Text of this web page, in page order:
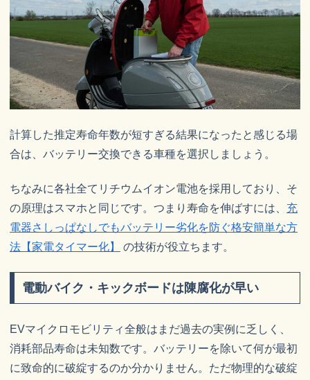
計算した推定寿命年数が短すぎる結果になったと感じる場
合は、バッテリー交換できる車種を選択しましょう。
ちなみに各社全てリチウムイオン電池を採用しており、そ
の原理はスマホと同じです。つまり寿命を伸ばすには、 充
電器さしっぱなしでもバッテリー劣化を防ぐ格安簡単な方
法【家電タイマー化】
の技術が役立ちます。
電動バイク・キックボードは陳腐化が早い
EVマイクロモビリティ全般はまだ過去の実例に乏しく、
消耗部品寿命は未知数です。バッテリーを除いて何が最初
に致命的に破綻するのか分かりません。ただ物理的な破綻